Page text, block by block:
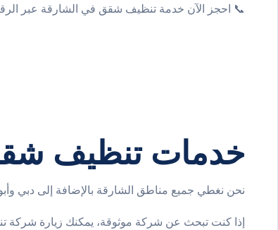
📞 احجز الآن خدمة تنظيف شقق في الشارقة عبر الرقم:
خدمات تنظيف
نحن نغطي جميع مناطق الشارقة بالإضافة إلى دبي
إذا كنت تبحث عن شركة موثوقة، يمكنك زيارة شركة